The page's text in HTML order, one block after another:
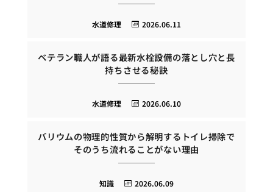
2026.06.11
水道修理
ベテラン職人が語る最新水栓設備の落とし穴と長
持ちさせる秘訣
2026.06.10
水道修理
バリウムの物理的性質から解明するトイレ掃除で
そのうち流れることがない理由
2026.06.09
知識